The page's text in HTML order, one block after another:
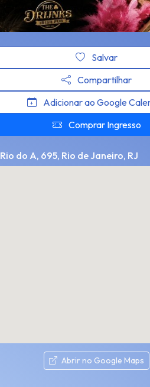
Salvar
Compartilhar
Adicionar ao Google
Comprar Ingresso
do A, 695, Rio de Janeiro, RJ
Abrir no Google Maps